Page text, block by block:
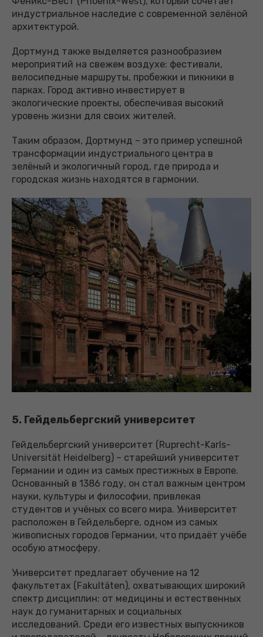
индустриальное наследие с современной зелёной
архитектурой.
Дортмунд также выделяется разнообразием
мероприятий на свежем воздухе: фестивали,
велосипедные маршруты, пробежки и пикники в
парках. Город активно инвестирует в
экологические проекты, обеспечивая высокий
уровень жизни для своих жителей.
Таким образом, Дортмунд – это пример успешной
трансформации индустриального центра в
зелёный и экологичный город, где природа и
городская жизнь находятся в гармонии.
5. Гейдельбергский университет
Гейдельбергский университет (Ruprecht-Karls-
Universität Heidelberg) – старейший университет
Германии и один из самых престижных в Европе.
Основанный в 1386 году, он стал важным центром
науки, культуры и философии, привлекая
студентов и учёных со всего мира. Университет
расположен в Гейдельберге, одном из самых
живописных городов Германии, что придаёт учёбе
особую атмосферу.
Университет предлагает обучение на 12
факультетах (Fakultäten), охватывающих широкий
спектр дисциплин: от медицины и естественных
наук до гуманитарных и социальных
исследований. Среди его известных выпускников